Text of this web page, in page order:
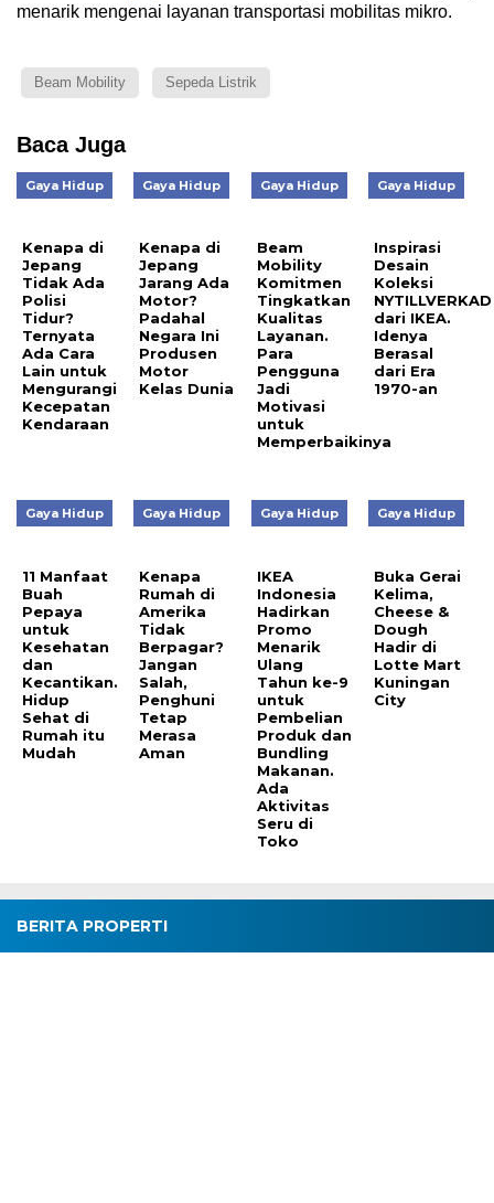
menarik mengenai layanan transportasi mobilitas mikro.
Beam Mobility Sepeda Listrik
Baca Juga
Gaya Hidup
Kenapa di
Jepang
Tidak Ada
Polisi
Tidur?
Ternyata
Ada Cara
Lain untuk
Mengurangi
Kecepatan
Kendaraan
Gaya Hidup
Kenapa di
Jepang
Jarang Ada
Motor?
Padahal
Negara Ini
Produsen
Motor
Kelas Dunia
Gaya Hidup
Beam
Mobility
Komitmen
Tingkatkan
Kualitas
Layanan.
Para
Pengguna
Jadi
Motivasi
untuk
Memperbaikinya
Gaya Hidup
Inspirasi
Desain
Koleksi
NYTILLVERKAD
dari IKEA.
Idenya
Berasal
dari Era
1970-an
Gaya Hidup
11 Manfaat
Buah
Pepaya
untuk
Kesehatan
dan
Kecantikan.
Hidup
Sehat di
Rumah itu
Mudah
Gaya Hidup
Kenapa
Rumah di
Amerika
Tidak
Berpagar?
Jangan
Salah,
Penghuni
Tetap
Merasa
Aman
Gaya Hidup
IKEA
Indonesia
Hadirkan
Promo
Menarik
Ulang
Tahun ke-9
untuk
Pembelian
Produk dan
Bundling
Makanan.
Ada
Aktivitas
Seru di
Toko
Gaya Hidup
Buka Gerai
Kelima,
Cheese &
Dough
Hadir di
Lotte Mart
Kuningan
City
BERITA PROPERTI